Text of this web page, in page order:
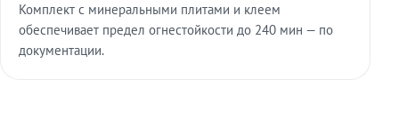
Комплект с минеральными плитами и клеем
обеспечивает предел огнестойкости до 240 мин — по
документации.